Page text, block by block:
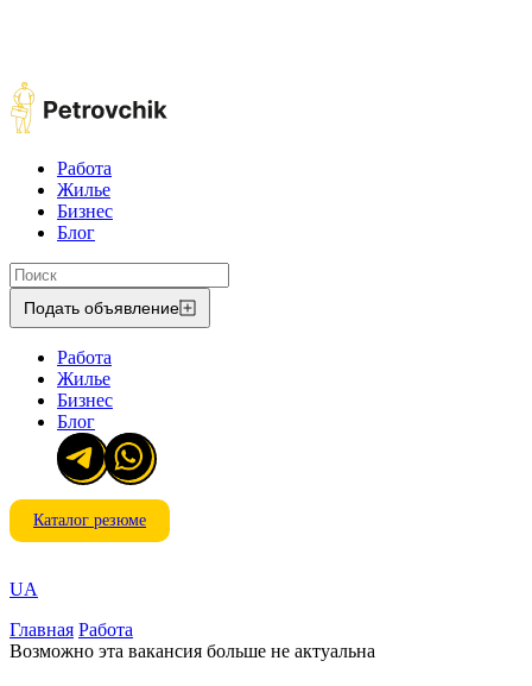
Работа
Жилье
Бизнес
Блог
Подать объявление
Работа
Жилье
Бизнес
Блог
Каталог резюме
UA
Главная Работа
Возможно эта вакансия больше не актуальна